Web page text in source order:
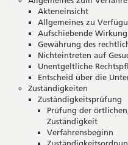
Akteneinsicht
Allgemeines zu
Aufschiebende Wirkung
Gewährung des
Nichteintreten auf
Unentgeltliche
Entscheid über die
Zuständigkeiten
Zuständigkeitsprüfung
Prüfung der
Zuständigkeit
Verfahrensbeginn